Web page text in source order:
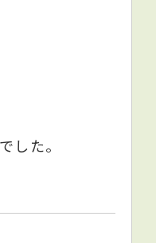
した。